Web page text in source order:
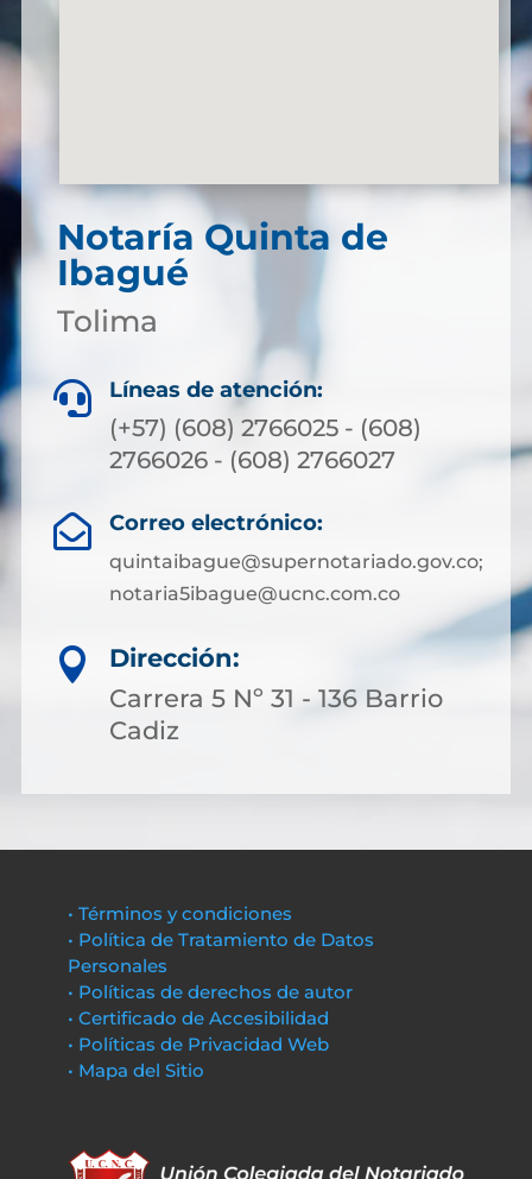
Notaría Quinta de
Ibagué
Tolima
 Líneas de atención:
(+57) (608) 2766025 - (608)
2766026 - (608) 2766027
 Correo electrónico:
quintaibague@supernotariado.gov.co;
notaria5ibague@ucnc.com.co

Dirección:
Carrera 5 Nº 31 - 136 Barrio
Cadiz
• Términos y condiciones
• Política de Tratamiento de Datos
Personales
• Políticas de derechos de autor
• Certificado de Accesibilidad
• Políticas de Privacidad Web
• Mapa del Sitio